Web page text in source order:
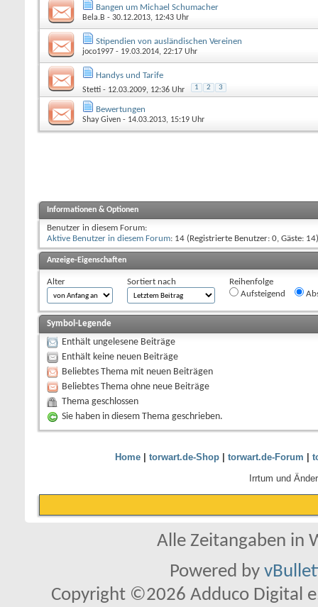
Bangen um Michael Schumacher
Bela.B - 30.12.2013, 12:43 Uhr
Stipendien von ausländischen Vereinen
joco1997 - 19.03.2014, 22:17 Uhr
Handys und Tarife
Stetti - 12.03.2009, 12:36 Uhr 1 2 3
Bewertungen
Shay Given - 14.03.2013, 15:19 Uhr
Informationen & Optionen
Benutzer in diesem Forum:
Aktive Benutzer in diesem Forum: 14 (Registrierte Benutzer: 0, Gäste: 14)
Anzeige-Eigenschaften
Alter Sortiert nach
Reihenfolge
Aufsteigend
Symbol-Legende
Enthält ungelesene Beiträge
Enthält keine neuen Beiträge
Beliebtes Thema mit neuen Beiträgen
Beliebtes Thema ohne neue Beiträge
Thema geschlossen
Sie haben in diesem Thema geschrieben.
Home| torwart.de-Shop| torwart.de-Forum
Irrtum und
Alle Zeitangaben in
Powered by
Copyright ©2026 Adduco Digital